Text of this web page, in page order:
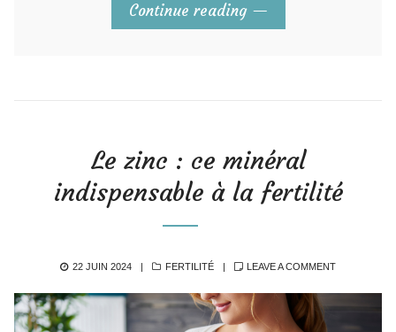
Continue reading
Le zinc : ce minéral
indispensable à la fertilité
POSTED
22 JUIN 2024 CATEGORIES
FERTILITÉ LEAVE A COMMENT